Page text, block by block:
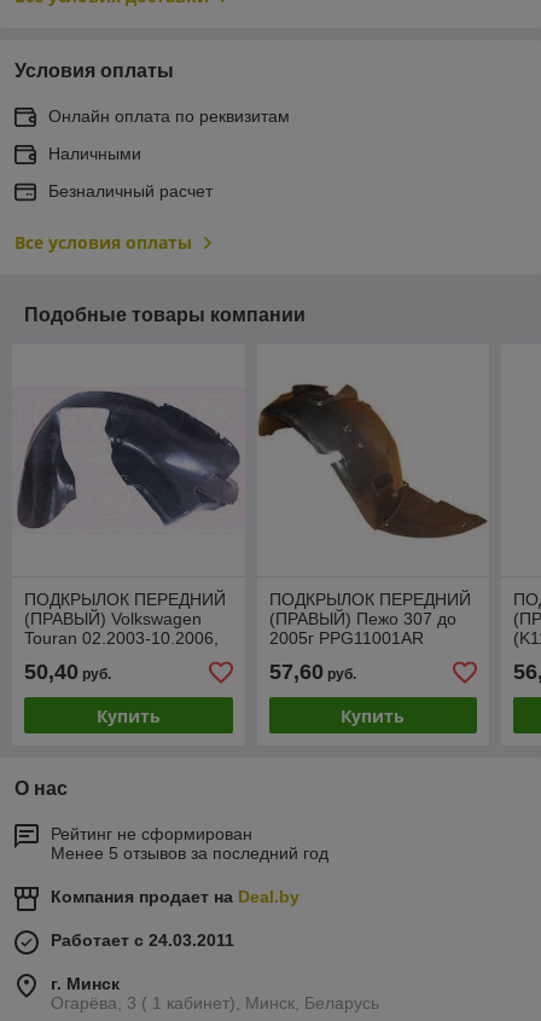
Условия оплаты
Онлайн оплата по реквизитам
Наличными
Безналичный расчет
Все условия оплаты
Подобные товары компании
ПОДКРЫЛОК ПЕРЕДНИЙ
(ПРАВЫЙ) Volkswagen
Touran 02.2003-10.2006,
50,40 руб.
Купить
ПОДКРЫЛОК ПЕРЕДНИЙ
(ПРАВЫЙ) Пежо 307 до
2005г PPG11001AR
57,60руб.
Купить
О нас
Рейтинг не сформирован
Менее 5 отзывов за последний год
Компания продает на Deal.by
Работает с 24.03.2011
г. Минск
Огарёва, 3 ( 1 кабинет), Минск, Беларусь